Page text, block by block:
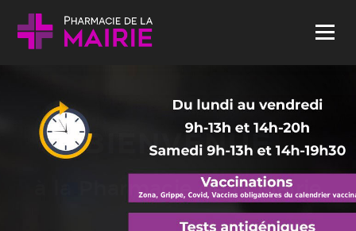
Skip to content
Menu
BIENVENUE
à la Pharmacie de la Mairie